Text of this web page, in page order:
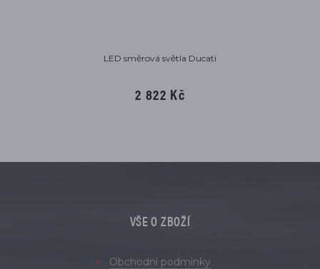
LED směrová světla Ducati
2 822 Kč
VŠE O ZBOŽÍ
Obchodní podmínky